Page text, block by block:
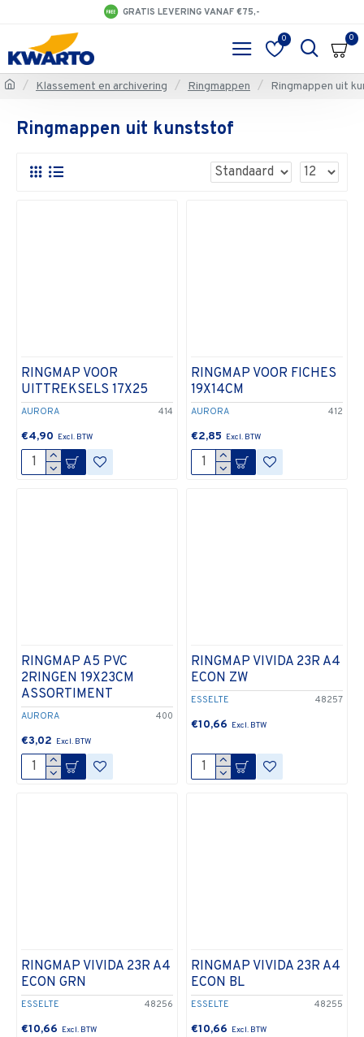
GRATIS LEVERING VANAF €75,-
0 0
Klassement en archivering Ringmappen Ringmappen uit
Ringmappen uit kunststof
AURORA 414
RINGMAP VOOR
UITTREKSELS 17X25
€4,90
AURORA 412
RINGMAP VOOR FICHES
19X14CM
€2,85
AURORA 400
RINGMAP A5 PVC
2RINGEN 19X23CM
ASSORTIMENT
€3,02
ESSELTE 48257
RINGMAP VIVIDA 23R A4
ECON ZW
€10,66
ESSELTE 48256
RINGMAP VIVIDA 23R A4
ECON GRN
€10,66
ESSELTE 48255
RINGMAP VIVIDA 23R A4
ECON BL
€10,66